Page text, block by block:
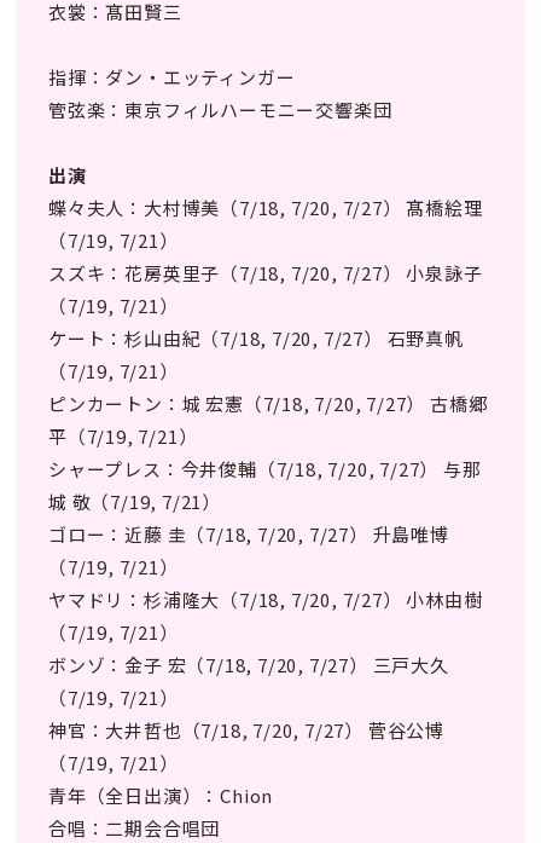
衣裳：髙田賢三
指揮：ダン・エッティンガー
管弦楽：東京フィルハーモニー交響楽団
出演
蝶々夫人：大村博美（7/18, 7/20, 7/27） 髙橋絵理
（7/19, 7/21）
スズキ：花房英里子（7/18, 7/20, 7/27） 小泉詠子
（7/19, 7/21）
ケート：杉山由紀（7/18, 7/20, 7/27） 石野真帆
（7/19, 7/21）
ピンカートン：城 宏憲（7/18, 7/20, 7/27） 古橋郷
平（7/19, 7/21）
シャープレス：今井俊輔（7/18, 7/20, 7/27） 与那
城 敬（7/19, 7/21）
ゴロー：近藤 圭（7/18, 7/20, 7/27） 升島唯博
（7/19, 7/21）
ヤマドリ：杉浦隆大（7/18, 7/20, 7/27） 小林由樹
（7/19, 7/21）
ボンゾ：金子 宏（7/18, 7/20, 7/27） 三戸大久
（7/19, 7/21）
神官：大井哲也（7/18, 7/20, 7/27） 菅谷公博
（7/19, 7/21）
青年（全日出演）：Chion
合唱：二期会合唱団